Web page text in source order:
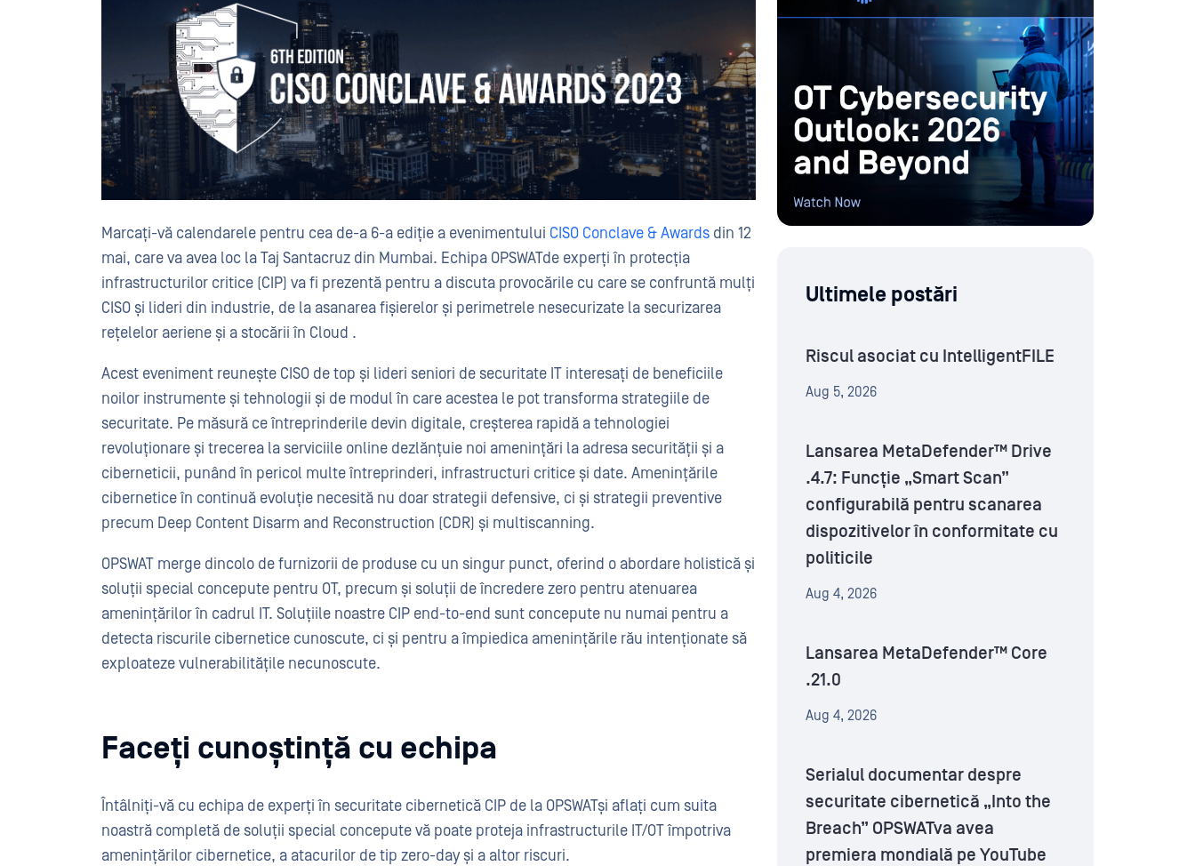
Marcați-vă calendarele pentru cea de-a 6-a ediție a evenimentului CISO Conclave & Awards din 12
mai, care va avea loc la Taj Santacruz din Mumbai. Echipa OPSWATde experți în protecția
infrastructurilor critice (CIP) va fi prezentă pentru a discuta provocările cu care se confruntă mulți
CISO și lideri din industrie, de la asanarea fișierelor și perimetrele nesecurizate la securizarea
rețelelor aeriene și a stocării în Cloud .
Acest eveniment reunește CISO de top și lideri seniori de securitate IT interesați de beneficiile
noilor instrumente și tehnologii și de modul în care acestea le pot transforma strategiile de
securitate. Pe măsură ce întreprinderile devin digitale, creșterea rapidă a tehnologiei
revoluționare și trecerea la serviciile online dezlănțuie noi amenințări la adresa securității și a
ciberneticii, punând în pericol multe întreprinderi, infrastructuri critice și date. Amenințările
cibernetice în continuă evoluție necesită nu doar strategii defensive, ci și strategii preventive
precum Deep Content Disarm and Reconstruction (CDR) și multiscanning.
OPSWAT merge dincolo de furnizorii de produse cu un singur punct, oferind o abordare holistică și
soluții special concepute pentru OT, precum și soluții de încredere zero pentru atenuarea
amenințărilor în cadrul IT. Soluțiile noastre CIP end-to-end sunt concepute nu numai pentru a
detecta riscurile cibernetice cunoscute, ci și pentru a împiedica amenințările rău intenționate să
exploateze vulnerabilitățile necunoscute.
Faceți cunoștință cu echipa
Întâlniți-vă cu echipa de experți în securitate cibernetică CIP de la OPSWATși aflați cum suita
noastră completă de soluții special concepute vă poate proteja infrastructurile IT/OT împotriva
amenințărilor cibernetice, a atacurilor de tip zero-day și a altor riscuri.
Ultimele postări
Riscul asociat cu IntelligentFILE
Aug 5, 2026
Lansarea MetaDefender™ Drive
.4.7: Funcție „Smart Scan”
configurabilă pentru scanarea
dispozitivelor în conformitate cu
politicile
Aug 4, 2026
Lansarea MetaDefender™ Core
.21.0
Aug 4, 2026
Serialul documentar despre
securitate cibernetică „Into the
Breach” OPSWATva avea
premiera mondială pe YouTube